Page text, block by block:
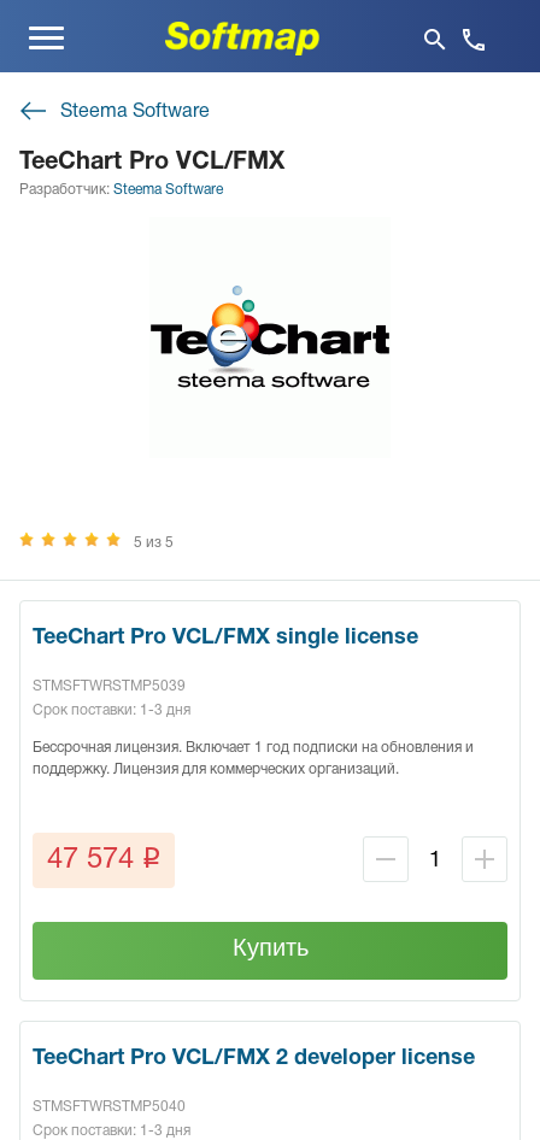
Меню
Steema Software
TeeChart Pro VCL/FMX
Разработчик: Steema Software
5 из 5
TeeChart Pro VCL/FMX single license
STMSFTWRSTMP5039
Срок поставки: 1-3 дня
Бессрочная лицензия. Включает 1 год подписки на обновления и
поддержку. Лицензия для коммерческих организаций.
47 574 q
Купить
TeeChart Pro VCL/FMX 2 developer license
STMSFTWRSTMP5040
Срок поставки: 1-3 дня